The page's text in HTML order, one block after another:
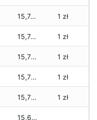
15,745 zł 1 zł
15,745 zł 1 zł
15,725 zł 1 zł
15,725 zł 1 zł
15,725 zł 1 zł
15,665 zł